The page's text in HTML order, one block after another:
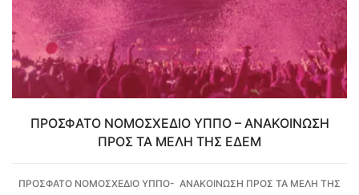
ΠΡΟΣΦΑΤΟ ΝΟΜΟΣΧΕΔΙΟ ΥΠΠΟ – ΑΝΑΚΟΙΝΩΣΗ
ΠΡΟΣ ΤΑ ΜΕΛΗ ΤΗΣ ΕΔΕΜ
ΠΡΟΣΦΑΤΟ ΝΟΜΟΣΧΕΔΙΟ ΥΠΠΟ- ΑΝΑΚΟΙΝΩΣΗ ΠΡΟΣ ΤΑ ΜΕΛΗ ΤΗΣ